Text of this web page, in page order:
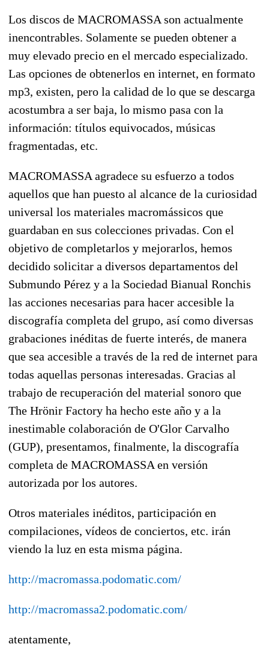
Los discos de MACROMASSA son actualmente
inencontrables. Solamente se pueden obtener a
muy elevado precio en el mercado especializado.
Las opciones de obtenerlos en internet, en formato
mp3, existen, pero la calidad de lo que se descarga
acostumbra a ser baja, lo mismo pasa con la
información: títulos equivocados, músicas
fragmentadas, etc.
MACROMASSA agradece su esfuerzo a todos
aquellos que han puesto al alcance de la curiosidad
universal los materiales macromássicos que
guardaban en sus colecciones privadas. Con el
objetivo de completarlos y mejorarlos, hemos
decidido solicitar a diversos departamentos del
Submundo Pérez y a la Sociedad Bianual Ronchis
las acciones necesarias para hacer accesible la
discografía completa del grupo, así como diversas
grabaciones inéditas de fuerte interés, de manera
que sea accesible a través de la red de internet para
todas aquellas personas interesadas. Gracias al
trabajo de recuperación del material sonoro que
The Hrönir Factory ha hecho este año y a la
inestimable colaboración de O'Glor Carvalho
(GUP), presentamos, finalmente, la discografía
completa de MACROMASSA en versión
autorizada por los autores.
Otros materiales inéditos, participación en
compilaciones, vídeos de conciertos, etc. irán
viendo la luz en esta misma página.
http://macromassa.podomatic.com/
http://macromassa2.podomatic.com/
atentamente,